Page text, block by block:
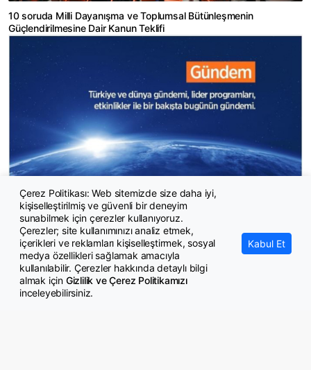
10 soruda Milli Dayanışma ve Toplumsal Bütünleşmenin
Güçlendirilmesine Dair Kanun Teklifi
Günün önemli gündem başlıkları
Çerez Politikası: Web sitemizde size daha iyi,
kişiselleştirilmiş ve güvenli bir deneyim
sunabilmek için çerezler kullanıyoruz.
Çerezler; site kullanımınızı analiz etmek,
içerikleri ve reklamları kişiselleştirmek, sosyal
medya özellikleri sağlamak amacıyla
kullanılabilir. Çerezler hakkında detaylı bilgi
almak için Gizlilik ve Çerez Politikamızı
inceleyebilirsiniz.
Kabul Et